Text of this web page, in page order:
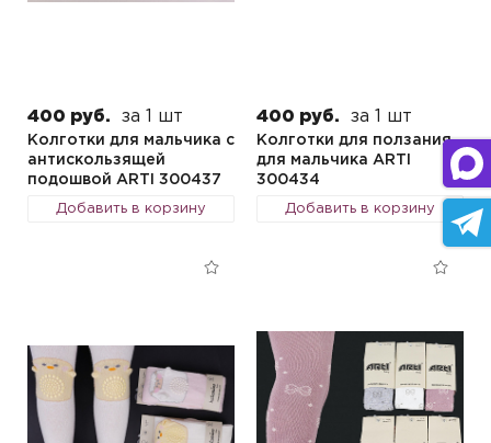
400 руб. за 1 шт
Колготки для мальчика с
антискользящей
подошвой ARTI 300437
Добавить в корзину
400 руб. за 1 шт
Колготки для ползания
для мальчика ARTI
300434
Добавить в корзину